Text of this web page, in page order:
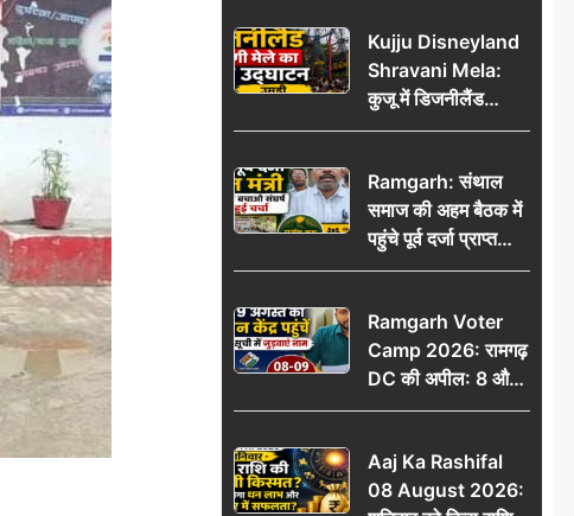
हजार’, रकम न देने पर
कार्रवाई ठंडी!
Kujju Disneyland
Shravani Mela:
कुजू में डिजनीलैंड
श्रावणी मेले का भव्य
की भीड़
Ramgarh: संथाल
समाज की अहम बैठक में
पहुंचे पूर्व दर्जा प्राप्त
मंत्री, मरांग बुरू बचाओ
Ramgarh Voter
Camp 2026: रामगढ़
DC की अपील: 8 और
9 अगस्त को मतदान
में जुड़वाएं नाम
Aaj Ka Rashifal
08 August 2026: